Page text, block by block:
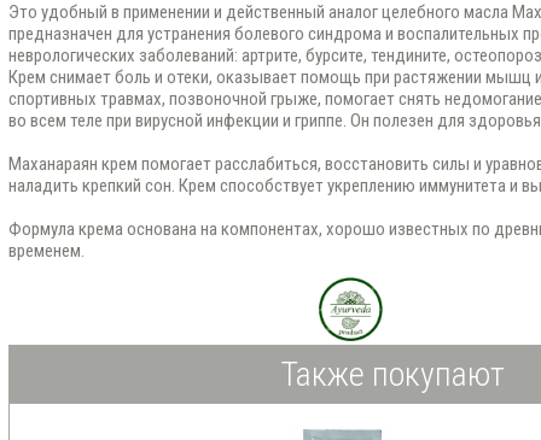
Это удобный в применении и действенный аналог целебного масла
предназначен для устранения болевого синдрома и воспалительных
неврологических заболеваний: артрите, бурсите, тендините,
Крем снимает боль и отеки, оказывает помощь при растяжении мышц
спортивных травмах, позвоночной грыже, помогает снять
во всем теле при вирусной инфекции и гриппе. Он полезен для
Маханараян крем помогает расслабиться, восстановить силы и
наладить крепкий сон. Крем способствует укреплению иммунитета и
Формула крема основана на компонентах, хорошо известных по
временем.
Также покупают